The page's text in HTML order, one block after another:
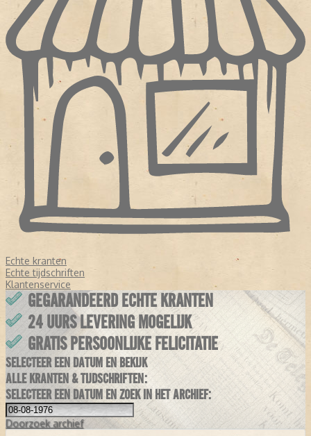
Echte kranten
Echte tijdschriften
Klantenservice
GEGARANDEERD ECHTE KRANTEN
24 UURS LEVERING MOGELIJK
GRATIS PERSOONLIJKE FELICITATIE
SELECTEER EEN DATUM EN BEKIJK
ALLE KRANTEN & TIJDSCHRIFTEN:
SELECTEER EEN DATUM EN ZOEK IN HET ARCHIEF:
Doorzoek archief